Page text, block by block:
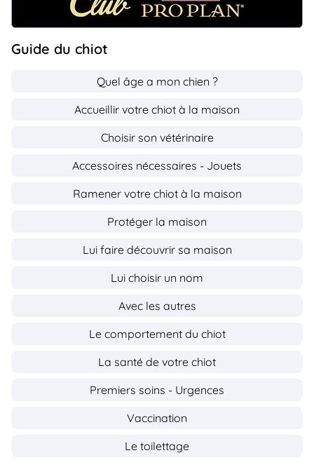
Guide du chiot
Quel âge a mon chien ?
Accueillir votre chiot à la maison
Choisir son vétérinaire
Accessoires nécessaires - Jouets
Ramener votre chiot à la maison
Protéger la maison
Lui faire découvrir sa maison
Lui choisir un nom
Avec les autres
Le comportement du chiot
La santé de votre chiot
Premiers soins - Urgences
Vaccination
Le toilettage